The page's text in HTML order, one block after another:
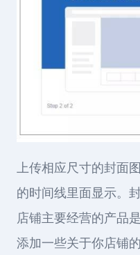
上传相应尺寸的封面
的时间线里面显示。
店铺主要经营的产品
添加一些关于你店铺的